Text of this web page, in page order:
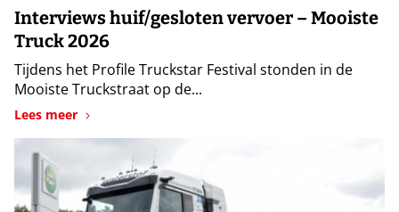
Interviews huif/gesloten vervoer – Mooiste
Truck 2026
Tijdens het Profile Truckstar Festival stonden in de
Mooiste Truckstraat op de...
Lees meer